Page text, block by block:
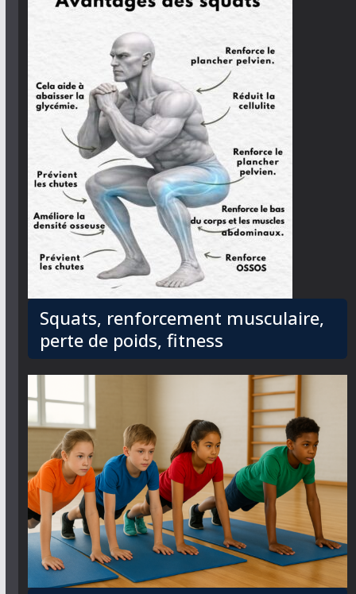
Squats, renforcement musculaire,
perte de poids, fitness